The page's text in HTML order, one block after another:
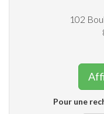
102
Pour une